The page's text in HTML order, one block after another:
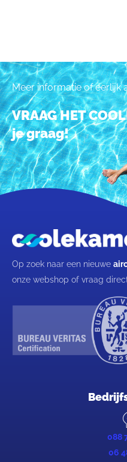
Meer informatie of eerlijk
VRAAG HET
je graag!
Op zoek naar een nieuwe
onze webshop of vraag
088
06